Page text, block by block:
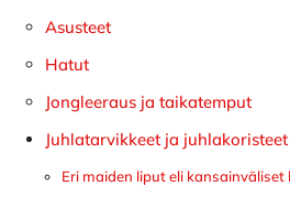
sivupalkki
Asusteet
Hatut
Jongleeraus ja taikatemput
Juhlatarvikkeet ja juhlakoristeet
Eri maiden liput eli kansainväliset